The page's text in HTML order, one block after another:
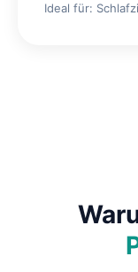
Ideal für: